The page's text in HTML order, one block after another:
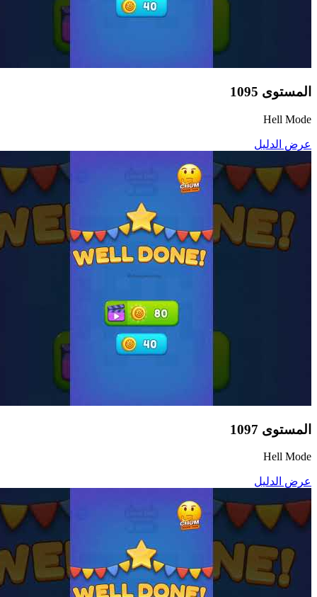
المستوى 1095
Hell Mode
عرض الدليل
المستوى 1097
Hell Mode
عرض الدليل